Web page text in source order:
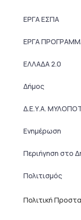
ΕΡΓΑ ΕΣΠΑ
ΕΡΓΑ
ΕΛΛΑΔΑ 2.0
Δήμος
Δ.Ε.Υ.Α.
Ενημέρωση
Περιήγηση στο
Πολιτισμός
Πολιτική